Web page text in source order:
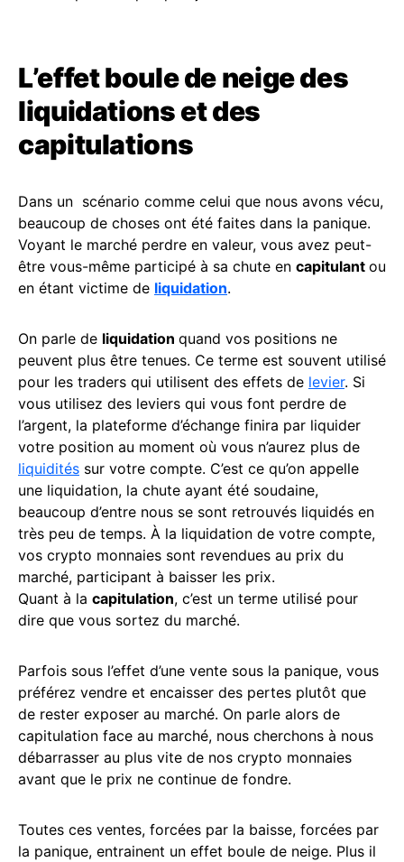
L’effet boule de neige des
liquidations et des
capitulations
Dans un scénario comme celui que nous avons vécu,
beaucoup de choses ont été faites dans la panique.
Voyant le marché perdre en valeur, vous avez peut-
être vous-même participé à sa chute en capitulant ou
en étant victime de liquidation.
On parle de liquidation quand vos positions ne
peuvent plus être tenues. Ce terme est souvent utilisé
pour les traders qui utilisent des effets de levier. Si
vous utilisez des leviers qui vous font perdre de
l’argent, la plateforme d’échange finira par liquider
votre position au moment où vous n’aurez plus de
liquidités sur votre compte. C’est ce qu’on appelle
une liquidation, la chute ayant été soudaine,
beaucoup d’entre nous se sont retrouvés liquidés en
très peu de temps. À la liquidation de votre compte,
vos crypto monnaies sont revendues au prix du
marché, participant à baisser les prix.
Quant à la capitulation, c’est un terme utilisé pour
dire que vous sortez du marché.
Parfois sous l’effet d’une vente sous la panique, vous
préférez vendre et encaisser des pertes plutôt que
de rester exposer au marché. On parle alors de
capitulation face au marché, nous cherchons à nous
débarrasser au plus vite de nos crypto monnaies
avant que le prix ne continue de fondre.
Toutes ces ventes, forcées par la baisse, forcées par
la panique, entrainent un effet boule de neige. Plus il